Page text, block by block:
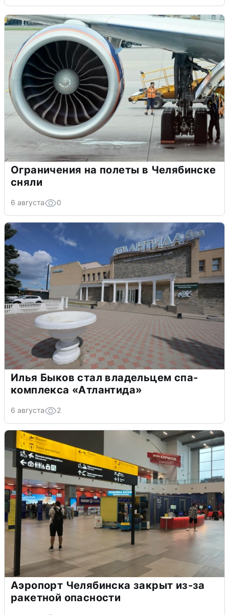
Ограничения на полеты в Челябинске
сняли
6 августа 0
Илья Быков стал владельцем спа-
комплекса «Атлантида»
6 августа 2
Аэропорт Челябинска закрыт из-за
ракетной опасности